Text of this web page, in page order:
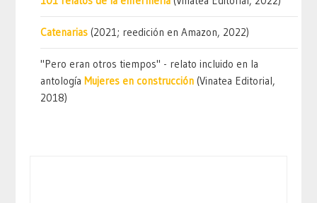
Catenarias (2021; reedición en Amazon, 2022)
"Pero eran otros tiempos" - relato incluido en la
antología Mujeres en construcción (Vinatea Editorial,
2018)